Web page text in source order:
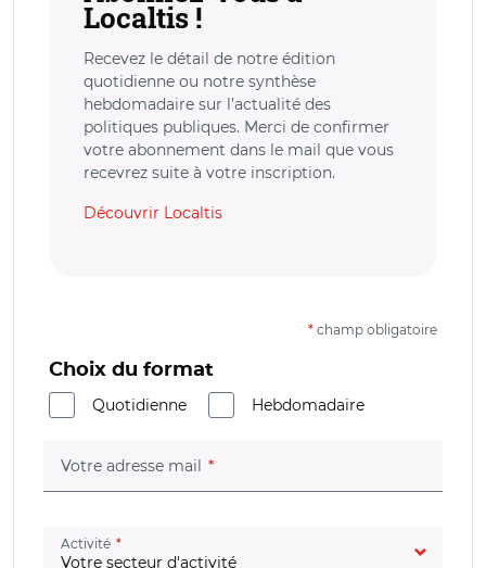
Localtis !
Recevez le détail de notre édition
quotidienne ou notre synthèse
hebdomadaire sur l’actualité des
politiques publiques. Merci de confirmer
votre abonnement dans le mail que vous
recevrez suite à votre inscription.
Découvrir Localtis
* champ obligatoire
Choix du format
Quotidienne
Hebdomadaire
Votre adresse mail (champ obligatoire)
Activité (champ obligatoire)